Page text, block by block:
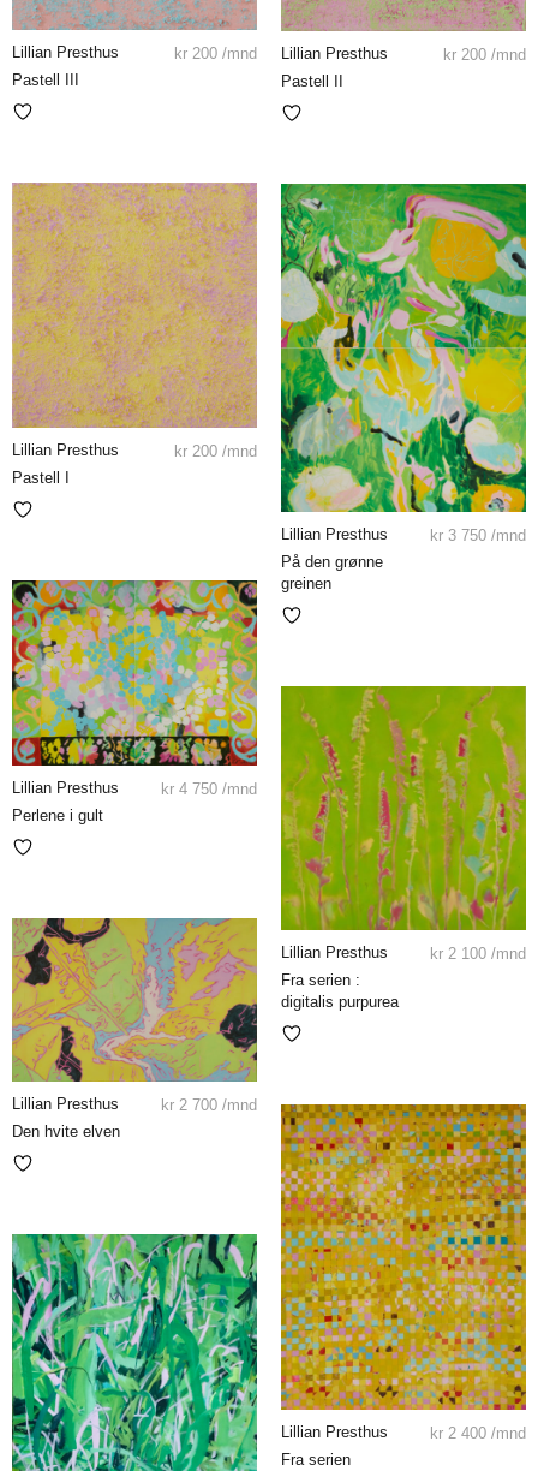
Lillian Presthus
Pastell III
kr 200 /mnd
Lillian Presthus
Pastell II
kr 200 /mnd
Lillian Presthus
Pastell I
kr 200 /mnd
Lillian Presthus
På den grønne
greinen
kr 3 750 /mnd
Lillian Presthus
Perlene i gult
kr 4 750 /mnd
Lillian Presthus
Fra serien :
digitalis purpurea
kr 2 100 /mnd
Lillian Presthus
Den hvite elven
kr 2 700 /mnd
Lillian Presthus
Fra serien
kr 2 400 /mnd